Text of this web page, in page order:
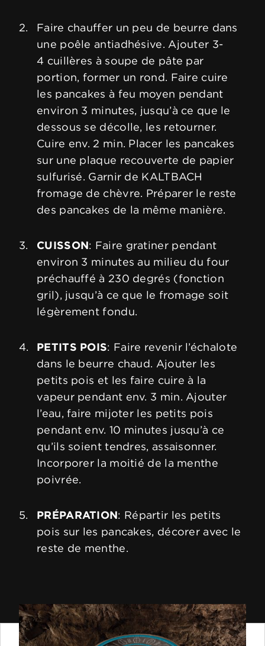
Faire chauffer un peu de beurre dans
une poêle antiadhésive. Ajouter 3-
4 cuillères à soupe de pâte par
portion, former un rond. Faire cuire
les pancakes à feu moyen pendant
environ 3 minutes, jusqu’à ce que le
dessous se décolle, les retourner.
Cuire env. 2 min. Placer les pancakes
sur une plaque recouverte de papier
sulfurisé. Garnir de KALTBACH
fromage de chèvre. Préparer le reste
des pancakes de la même manière.
CUISSON: Faire gratiner pendant
environ 3 minutes au milieu du four
préchauffé à 230 degrés (fonction
gril), jusqu’à ce que le fromage soit
légèrement fondu.
PETITS POIS: Faire revenir l’échalote
dans le beurre chaud. Ajouter les
petits pois et les faire cuire à la
vapeur pendant env. 3 min. Ajouter
l’eau, faire mijoter les petits pois
pendant env. 10 minutes jusqu’à ce
qu’ils soient tendres, assaisonner.
Incorporer la moitié de la menthe
poivrée.
PRÉPARATION: Répartir les petits
pois sur les pancakes, décorer avec le
reste de menthe.